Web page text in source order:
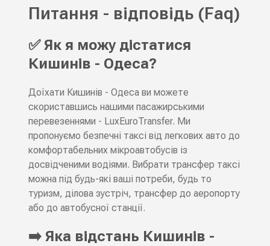
Питання - відповідь (Faq)
✅ Як я можу дістатися
Кишинів - Одеса?
Доїхати Кишинів - Одеса ви можете
скориставшись нашими пасажирськими
перевезеннями - LuxEuroTransfer. Ми
пропонуємо безпечні таксі від легкових авто до
комфортабельних мікроавтобусів із
досвідченими водіями. Вибрати трансфер таксі
можна під будь-які ваші потреби, будь то
туризм, ділова зустріч, трансфер до аеропорту
або до автобусної станції.
➡️ Яка відстань Кишинів -